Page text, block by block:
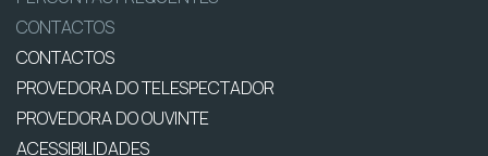
CONTACTOS
CONTACTOS
PROVEDORA DO TELESPECTADOR
PROVEDORA DO OUVINTE
ACESSIBILIDADES